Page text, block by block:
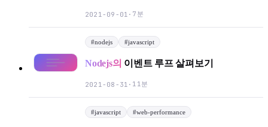
2021-09-01 · 7분
#nodejs #javascript
Nodejs의 이벤트 루프 살펴보기
2021-08-31 · 11분
#javascript #web-performance